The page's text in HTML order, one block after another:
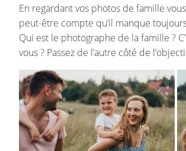
En regardant vos photos de famille
peut-être compte qu’il manque
Qui est le photographe de la famille ?
vous ? Passez de l’autre côté de